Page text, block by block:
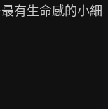
有生命感的小細